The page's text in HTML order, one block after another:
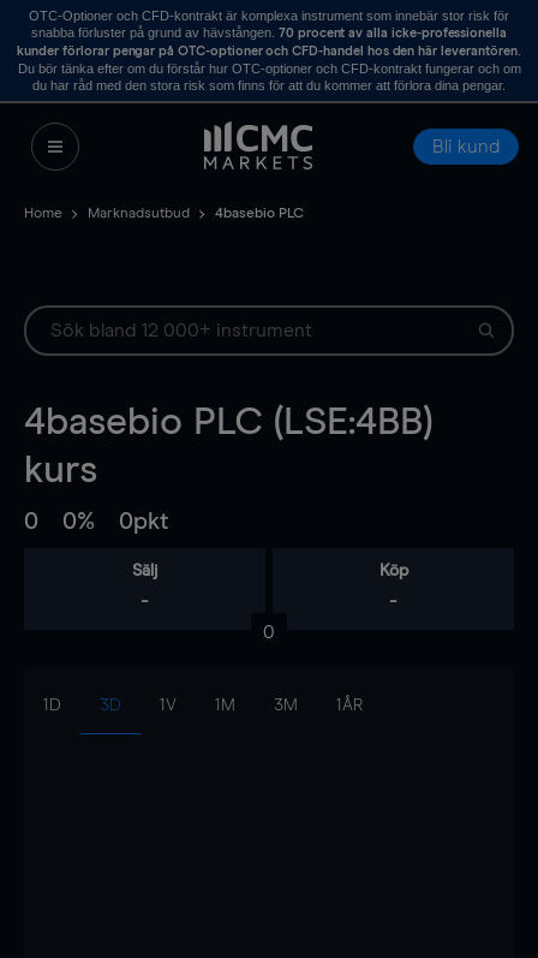
OTC-Optioner och CFD-kontrakt är komplexa instrument som innebär stor risk för
snabba förluster på grund av hävstången. 70 procent av alla icke-professionella
kunder förlorar pengar på OTC-optioner och CFD-handel hos den här leverantören.
Du bör tänka efter om du förstår hur OTC-optioner och CFD-kontrakt fungerar och om
du har råd med den stora risk som finns för att du kommer att förlora dina pengar.
Bli kund
Home Marknadsutbud 4basebio PLC
4basebio PLC (LSE:4BB)
kurs
0 0% 0pkt
Sälj
-
Köp
-
0
1D 3D 1V 1M 3M 1ÅR